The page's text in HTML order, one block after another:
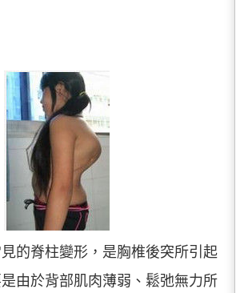
的脊柱變形，是胸椎後突所引起
由於背部肌肉薄弱、鬆弛無力所